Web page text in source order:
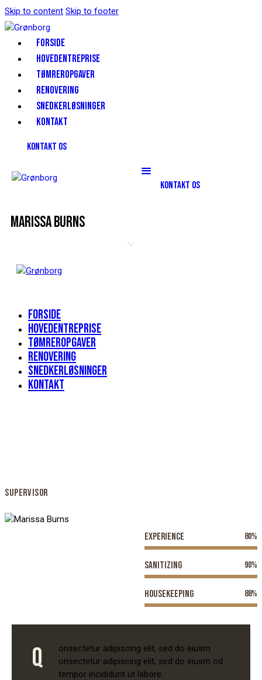
Skip to content Skip to footer
FORSIDE
HOVEDENTREPRISE
TØMREROPGAVER
RENOVERING
SNEDKERLØSNINGER
KONTAKT
KONTAKT OS
KONTAKT OS
MARISSA BURNS
Forside
Hovedentreprise
Tømreropgaver
Renovering
Snedkerløsninger
Kontakt
SUPERVISOR
Experience 80%
Sanitizing 90%
Housekeeping 88%
Q
onsectetur adipiscing elit, sed do eiusm
onsectetur adipiscing elit, sed do eiusm od
tempor incididunt ut labore.